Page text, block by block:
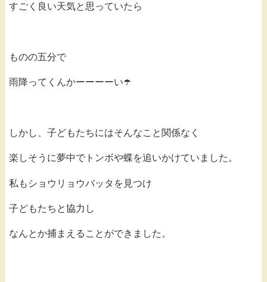
すごく良い天気と思っていたら
ものの五分で
雨降ってくんかーーーーい☂️
しかし、子どもたちにはそんなこと関係なく
楽しそうに夢中でトンボや蝶を追いかけていました。
私もショウリョウバッタを見つけ
子どもたちと協力し
なんとか捕まえることができました。